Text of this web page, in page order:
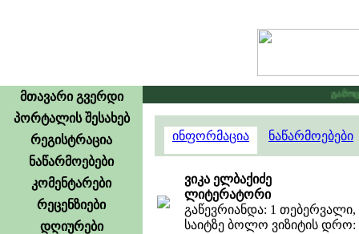
მთავარი გვერდი
პორტალის შესახებ
რეგისტრაცია
ნაწარმოებები
კომენტარები
რეცენზიები
დღიურები
ინფორმაცია ნაწარმოებები
ვიკა ელბაქიძე
ლიტერატორი
გაწევრიანდა: 1 თებერვალი,
საიტზე ბოლო ვიზიტის დრო: